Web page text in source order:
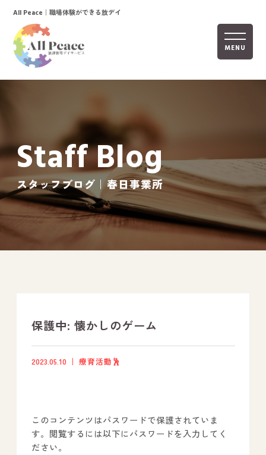
MENU
ホーム
活動内容
ご利用までの流れ
採用情報
自己評価表
社内行事
事業所のご案内
－ オールピース宗像事業所
All Peace ｜職場体験ができる放デイ
Staff Blog
スタッフブログ｜春日事業所
保護中: 懐かしのゲーム
2023.05.10 療育活動🕺
このコンテンツはパスワードで保護されていま
す。閲覧するには以下にパスワードを入力してく
ださい。